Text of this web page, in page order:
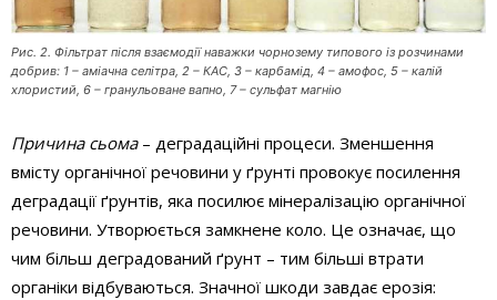
Рис. 2. Фільтрат після взаємодії наважки чорнозему типового із розчинами
добрив: 1 – аміачна селітра, 2 – КАС, 3 – карбамід, 4 – амофос, 5 – калій
хлористий, 6 – гранульоване вапно, 7 – сульфат магнію
Причина сьома– деградаційні процеси. Зменшення
вмісту органічної речовини у ґрунті провокує посилення
деградації ґрунтів, яка посилює мінералізацію органічної
речовини. Утворюється замкнене коло. Це означає, що
чим більш деградований ґрунт – тим більші втрати
органіки відбуваються. Значної шкоди завдає ерозія: